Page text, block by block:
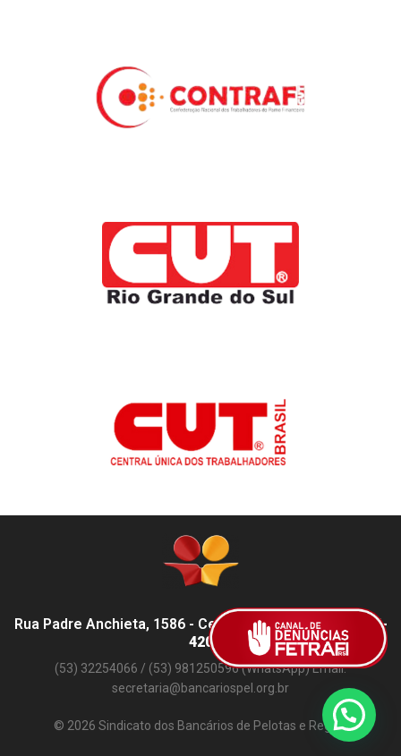
Rua Padre Anchieta, 1586 - Centro, Pelotas - RS,
96015-
420
(53) 32254066 / (53) 981250596 (WhatsApp) Email:
secretaria@bancariospel.org.br
© 2026 Sindicato dos Bancários de Pelotas e Região